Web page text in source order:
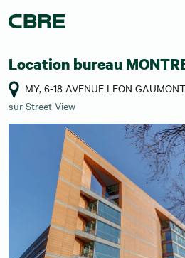
Location bureau
MY, 6-18 AVENUE LEON
sur Street View